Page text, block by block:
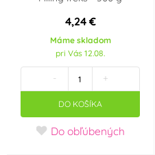
4,24 €
Máme skladom
pri Vás 12.08.
- +
DO KOŠÍKA
Do obľúbených